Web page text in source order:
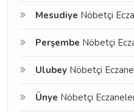
Mesudiye Nöbetçi
Perşembe Nöbetçi
Ulubey Nöbetçi
Ünye Nöbetçi